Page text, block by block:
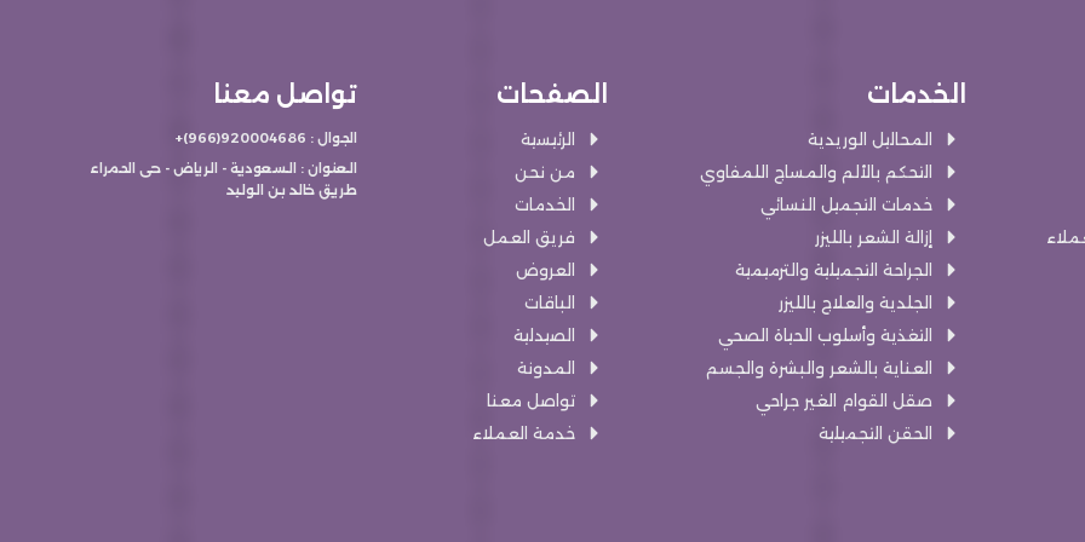
الخدمات
المحاليل الوريدية
التحكم بالألم والمساج اللمفاوي
خدمات التجميل النسائي
إزالة الشعر بالليزر
الجراحة التجميلية والترميمية
الجلدية والعلاج بالليزر
التغذية وأسلوب الحياة الصحي
العناية بالشعر والبشرة والجسم
صقل القوام الغير جراحي
الحقن التجميلية
الصفحات
الرئيسية
من نحن
الخدمات
فريق العمل
العروض
الباقات
الصيدلية
المدونة
تواصل معنا
خدمة العملاء
تواصل معنا
الجوال : 920004686(966)+
العنوان : السعودية - الرياض - حى الحمراء
طريق خالد بن الوليد